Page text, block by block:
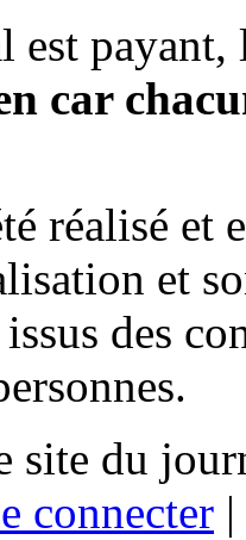
payant,
car
réalisé et
et
des
site du
connecter |